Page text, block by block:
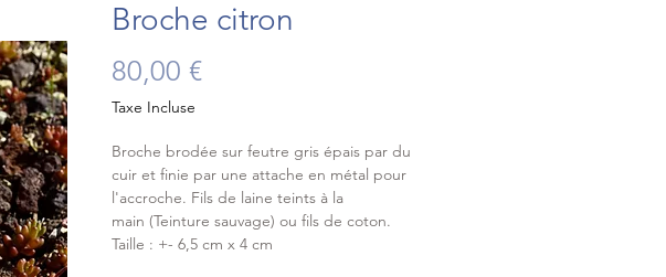
Broche citron
80,00 €Prix
Taxe Incluse
Broche brodée sur feutre gris épais par du
cuir et finie par une attache en métal pour
l'accroche. Fils de laine teints à la
main (Teinture sauvage) ou fils de coton.
Taille : +- 6,5 cm x 4 cm